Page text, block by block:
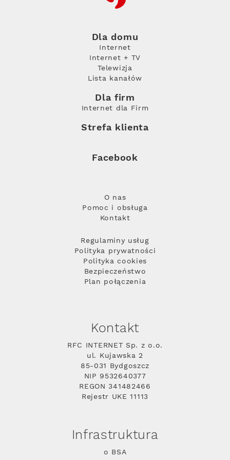
Dla domu
Internet
Internet + TV
Telewizja
Lista kanałów
Dla firm
Internet dla Firm
Strefa klienta
Facebook
O nas
Pomoc i obsługa
Kontakt
Regulaminy usług
Polityka prywatności
Polityka cookies
Bezpieczeństwo
Plan połączenia
Kontakt
RFC INTERNET Sp. z o.o.
ul. Kujawska 2
85-031 Bydgoszcz
NIP 9532640377
REGON 341482466
Rejestr UKE 11113
Infrastruktura
o BSA